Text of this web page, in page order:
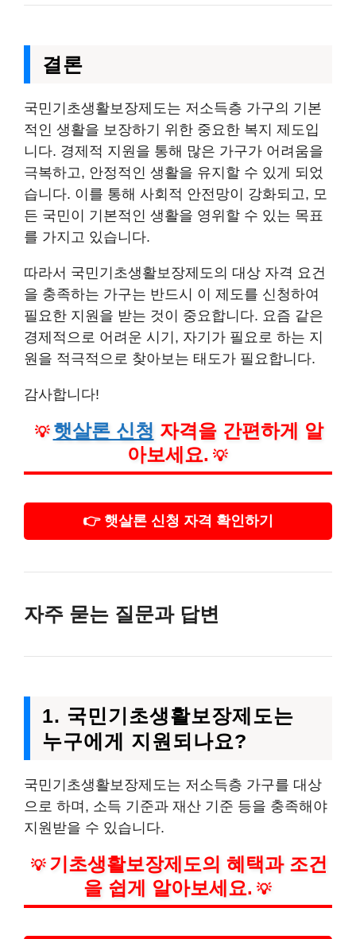
결론
국민기초생활보장제도는 저소득층 가구의 기본
적인 생활을 보장하기 위한 중요한 복지 제도입
니다. 경제적 지원을 통해 많은 가구가 어려움을
극복하고, 안정적인 생활을 유지할 수 있게 되었
습니다. 이를 통해 사회적 안전망이 강화되고, 모
든 국민이 기본적인 생활을 영위할 수 있는 목표
를 가지고 있습니다.
따라서 국민기초생활보장제도의 대상 자격 요건
을 충족하는 가구는 반드시 이 제도를 신청하여
필요한 지원을 받는 것이 중요합니다. 요즘 같은
경제적으로 어려운 시기, 자기가 필요로 하는 지
원을 적극적으로 찾아보는 태도가 필요합니다.
감사합니다!
💡 햇살론 신청 자격을 간편하게 알
아보세요. 💡
👉 햇살론 신청 자격 확인하기
자주 묻는 질문과 답변
1. 국민기초생활보장제도는
누구에게 지원되나요?
국민기초생활보장제도는 저소득층 가구를 대상
으로 하며, 소득 기준과 재산 기준 등을 충족해야
지원받을 수 있습니다.
💡 기초생활보장제도의 혜택과 조건
을 쉽게 알아보세요. 💡